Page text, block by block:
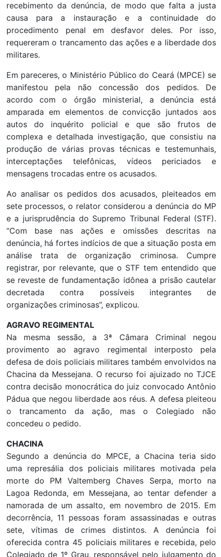
recebimento da denúncia, de modo que falta a justa
causa para a instauração e a continuidade do
procedimento penal em desfavor deles. Por isso,
requereram o trancamento das ações e a liberdade dos
militares.
Em pareceres, o Ministério Público do Ceará (MPCE) se
manifestou pela não concessão dos pedidos. De
acordo com o órgão ministerial, a denúncia está
amparada em elementos de convicção juntados aos
autos do inquérito policial e que são frutos de
complexa e detalhada investigação, que consistiu na
produção de várias provas técnicas e testemunhais,
interceptações telefônicas, vídeos periciados e
mensagens trocadas entre os acusados.
Ao analisar os pedidos dos acusados, pleiteados em
sete processos, o relator considerou a denúncia do MP
e a jurisprudência do Supremo Tribunal Federal (STF).
“Com base nas ações e omissões descritas na
denúncia, há fortes indícios de que a situação posta em
análise trata de organização criminosa. Cumpre
registrar, por relevante, que o STF tem entendido que
se reveste de fundamentação idônea a prisão cautelar
decretada contra possíveis integrantes de
organizações criminosas”, explicou.
AGRAVO REGIMENTAL
Na mesma sessão, a 3ª Câmara Criminal negou
provimento ao agravo regimental interposto pela
defesa de dois policiais militares também envolvidos na
Chacina da Messejana. O recurso foi ajuizado no TJCE
contra decisão monocrática do juiz convocado Antônio
Pádua que negou liberdade aos réus. A defesa pleiteou
o trancamento da ação, mas o Colegiado não
concedeu o pedido.
CHACINA
Segundo a denúncia do MPCE, a Chacina teria sido
uma represália dos policiais militares motivada pela
morte do PM Valtemberg Chaves Serpa, morto na
Lagoa Redonda, em Messejana, ao tentar defender a
namorada de um assalto, em novembro de 2015. Em
decorrência, 11 pessoas foram assassinadas e outras
sete, vítimas de crimes distintos. A denúncia foi
oferecida contra 45 policiais militares e recebida, pelo
Colegiado de 1º Grau, responsável pelo julgamento do